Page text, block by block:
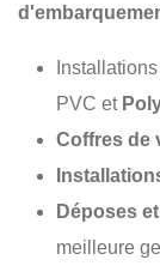
PVC et
Coffres de
Déposes
meilleure